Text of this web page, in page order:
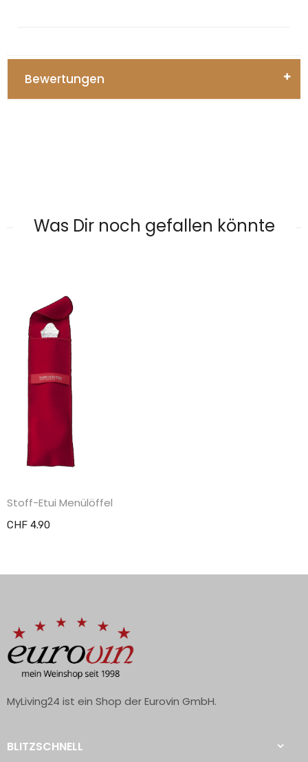
Bewertungen
Was Dir noch gefallen könnte
Stoff-Etui Menülöffel
CHF 4.90
MyLiving24 ist ein Shop der Eurovin GmbH.
BLITZSCHNELL